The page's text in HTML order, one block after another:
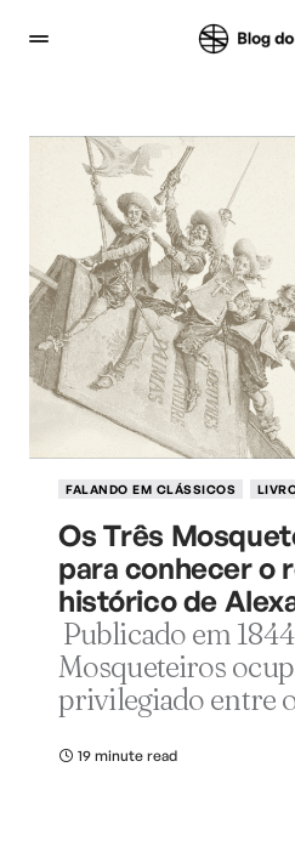
FALANDO EM CLÁSSICOS
Os Três
para conhecer o
histórico de
Publicado em
Mosqueteiros
privilegiado entre
19 minute read